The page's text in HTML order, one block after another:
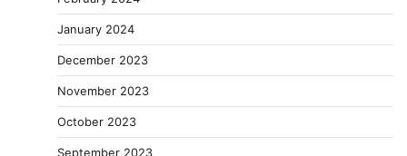
January 2024
December 2023
November 2023
October 2023
September 2023